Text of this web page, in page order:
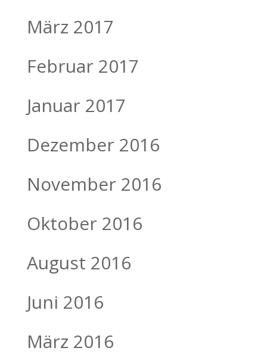
März 2017
Februar 2017
Januar 2017
Dezember 2016
November 2016
Oktober 2016
August 2016
Juni 2016
März 2016